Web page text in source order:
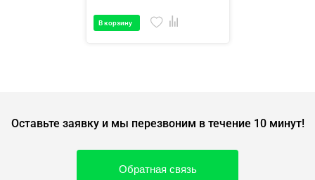
В корзину
Оставьте заявку и мы перезвоним в течение 10 минут!
Обратная связь